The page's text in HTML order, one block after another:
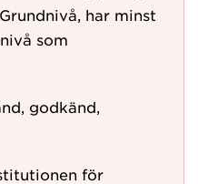
har minst
som
godkänd,
för